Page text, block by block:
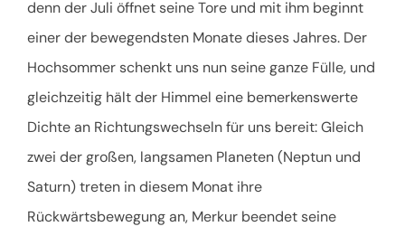
denn der Juli öffnet seine Tore und mit ihm beginnt
einer der bewegendsten Monate dieses Jahres. Der
Hochsommer schenkt uns nun seine ganze Fülle, und
gleichzeitig hält der Himmel eine bemerkenswerte
Dichte an Richtungswechseln für uns bereit: Gleich
zwei der großen, langsamen Planeten (Neptun und
Saturn) treten in diesem Monat ihre
Rückwärtsbewegung an, Merkur beendet seine